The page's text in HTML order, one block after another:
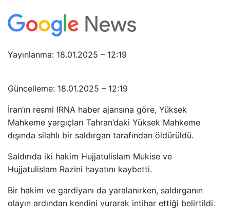
Yayınlanma: 18.01.2025 – 12:19
Güncelleme: 18.01.2025 – 12:19
İran’ın resmi IRNA haber ajansına göre, Yüksek
Mahkeme yargıçları Tahran’daki Yüksek Mahkeme
dışında silahlı bir saldırgan tarafından öldürüldü.
Saldırıda iki hakim Hujjatulislam Mukise ve
Hujjatulislam Razini hayatını kaybetti.
Bir hakim ve gardiyanı da yaralanırken, saldırganın
olayın ardından kendini vurarak intihar ettiği belirtildi.